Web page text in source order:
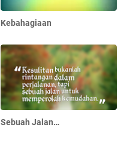
Kebahagiaan
Sebuah Jalan…